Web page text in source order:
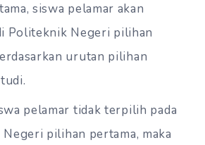
siswa pelamar akan
Politeknik Negeri pilihan
urutan pilihan
pelamar tidak terpilih pada
pilihan pertama, maka